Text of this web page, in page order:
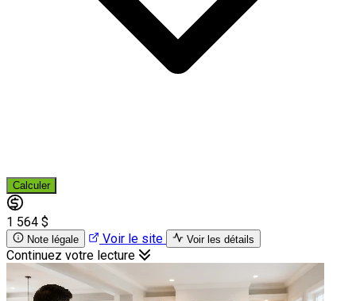
Calculer
1 564 $
Note légale Voir le site Voir les détails
Continuez votre lecture